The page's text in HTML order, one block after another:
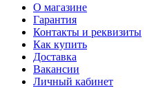
О магазине
Гарантия
Контакты и реквизиты
Как купить
Доставка
Вакансии
Личный кабинет